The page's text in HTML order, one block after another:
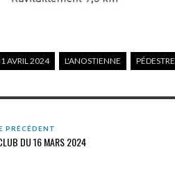
AVRIL 2024 L'ANOSTIENNE PÉDESTRE
PRÉCÉDENT
DU 16 MARS 2024